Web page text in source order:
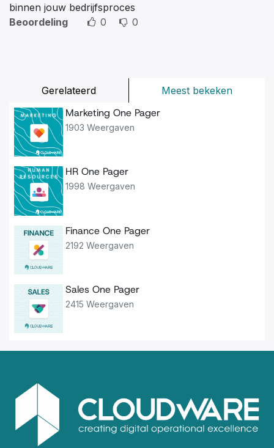
Gerelateerd Meest bekeken
Marketing One Pager
1903 Weergaven
HR One Pager
1998 Weergaven
Finance One Pager
2192 Weergaven
Sales One Pager
2415 Weergaven
binnen jouw bedrijfsproces
Beoordeling
0 0